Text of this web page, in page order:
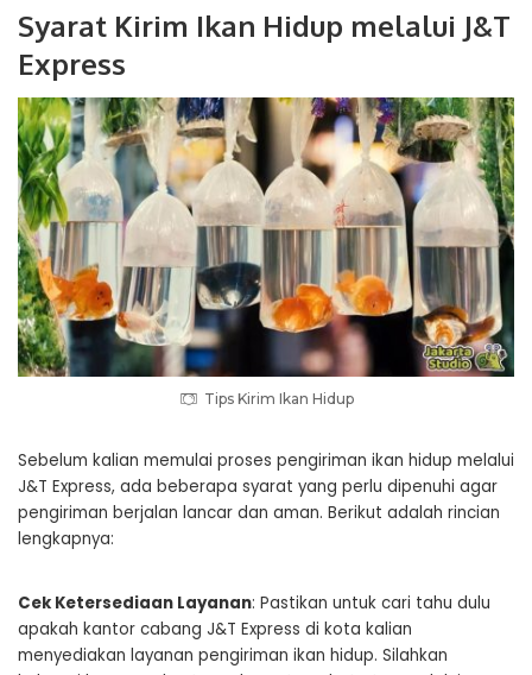
Syarat Kirim Ikan Hidup melalui J&T
Express
Tips Kirim Ikan Hidup
Sebelum kalian memulai proses pengiriman ikan hidup melalui
J&T Express, ada beberapa syarat yang perlu dipenuhi agar
pengiriman berjalan lancar dan aman. Berikut adalah rincian
lengkapnya:
Cek Ketersediaan Layanan: Pastikan untuk cari tahu dulu
apakah kantor cabang J&T Express di kota kalian
menyediakan layanan pengiriman ikan hidup. Silahkan